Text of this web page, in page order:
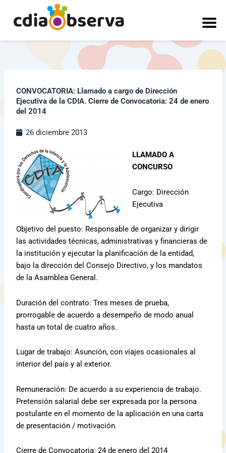
contenido
CONVOCATORIA: Llamado a cargo de Dirección
Ejecutiva de la CDIA. Cierre de Convocatoria: 24 de enero
del 2014
26 diciembre 2013
LLAMADO A
CONCURSO
Cargo: Dirección
Ejecutiva
Objetivo del puesto: Responsable de organizar y dirigir
las actividades técnicas, administrativas y financieras de
la institución y ejecutar la planificación de la entidad,
bajo la dirección del Consejo Directivo, y los mandatos
de la Asamblea General.
Duración del contrato: Tres meses de prueba,
prorrogable de acuerdo a desempeño de modo anual
hasta un total de cuatro años.
Lugar de trabajo: Asunción, con viajes ocasionales al
interior del país y al exterior.
Remuneración: De acuerdo a su experiencia de trabajo.
Pretensión salarial debe ser expresada por la persona
postulante en el momento de la aplicación en una carta
de presentación / motivación.
Cierre de Convocatoria: 24 de enero del 2014